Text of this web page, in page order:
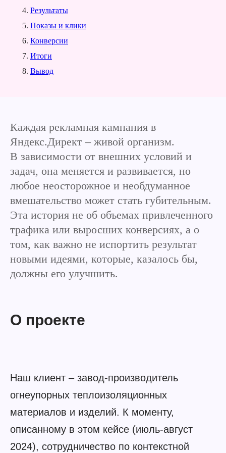
Результаты
Показы и клики
Конверсии
Итоги
Вывод
Каждая рекламная кампания в
Яндекс.Директ – живой организм.
В зависимости от внешних условий и
задач, она меняется и развивается, но
любое неосторожное и необдуманное
вмешательство может стать губительным.
Эта история не об объемах привлеченного
трафика или выросших конверсиях, а о
том, как важно не испортить результат
новыми идеями, которые, казалось бы,
должны его улучшить.
О проекте
Наш клиент – завод-производитель
огнеупорных теплоизоляционных
материалов и изделий. К моменту,
описанному в этом кейсе (июль-август
2024), сотрудничество по контекстной